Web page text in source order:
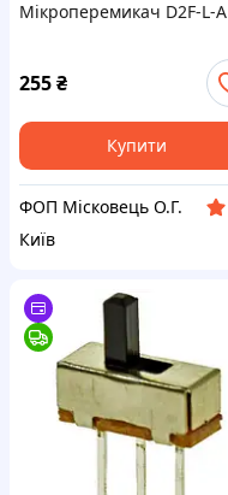
Мікроперемикач D2F-L-A
255₴
Купити
ФОП Місковець О.Г.
Київ